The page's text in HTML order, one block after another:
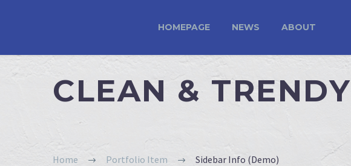
HOMEPAGE NEWS ABOUT
CLEAN & TRENDY
Home Portfolio Item Sidebar Info (Demo)